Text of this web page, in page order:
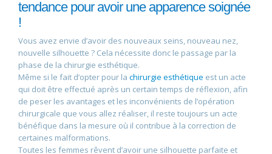
tendance pour avoir une apparence soignée
!
Vous avez envie d’avoir des nouveaux seins, nouveau nez,
nouvelle silhouette ? Cela nécessite donc le passage par la
phase de la chirurgie esthétique.
Même si le fait d’opter pour la chirurgie esthétique est un acte
qui doit être effectué après un certain temps de réflexion, afin
de peser les avantages et les inconvénients de l’opération
chirurgicale que vous allez réaliser, il reste toujours un acte
bénéfique dans la mesure où il contribue à la correction de
certaines malformations.
Toutes les femmes rêvent d’avoir une silhouette parfaite et